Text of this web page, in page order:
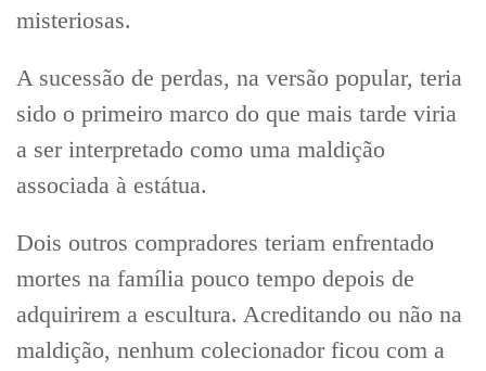
misteriosas.
A sucessão de perdas, na versão popular, teria
sido o primeiro marco do que mais tarde viria
a ser interpretado como uma maldição
associada à estátua.
Dois outros compradores teriam enfrentado
mortes na família pouco tempo depois de
adquirirem a escultura. Acreditando ou não na
maldição, nenhum colecionador ficou com a